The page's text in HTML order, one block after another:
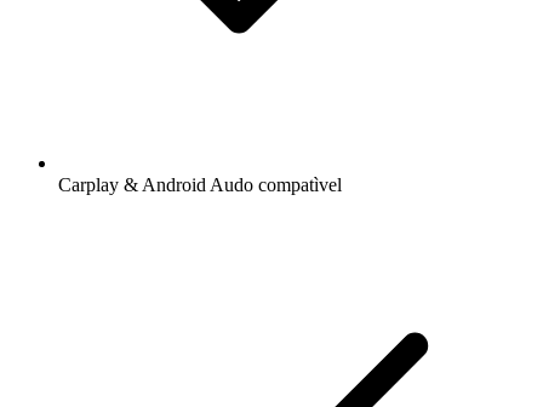
Carplay & Android Audo compatìvel